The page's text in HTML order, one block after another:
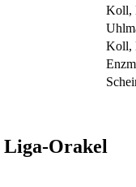
Koll,
Koll,
Liga-Orakel